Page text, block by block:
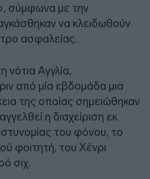
, σύμφωνα με την
να κλειδωθούν
ασφαλείας.
Αγγλία,
από μία εβδομάδα μια
της οποίας σημειώθηκαν
η διαχείριση εκ
του φόνου, το
φοιτητή, του Χένρι
σιχ.